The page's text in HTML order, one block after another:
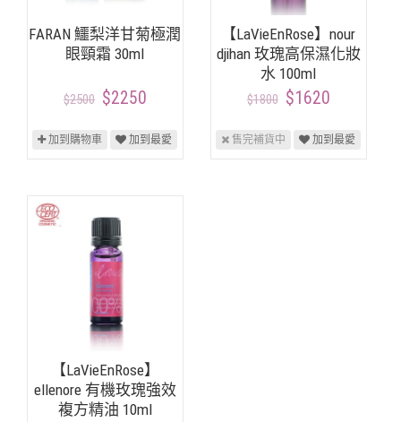
FARAN 鱷梨洋甘菊極潤
眼頸霜 30ml
$2500 $2250
加到購物車 加到最愛
【LaVieEnRose】nour
djihan 玫瑰高保濕化妝
水 100ml
$1800 $1620
售完補貨中 加到最愛
【LaVieEnRose】
ellenore 有機玫瑰強效
複方精油 10ml